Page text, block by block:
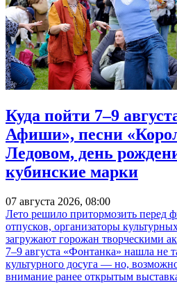
Куда пойти 7–9
Афиши», песни
Ледовом, день
кубинские марки
07 августа 2026, 08:00
Лето решило притормозить перед
отпусков, организаторы
загружают горожан творческими
7–9 августа «Фонтанка» нашла не
культурного досуга — но,
внимание ранее открытым